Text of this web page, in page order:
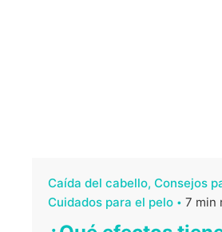
Caída del cabello Consejos
Cuidados para el pelo
7 min